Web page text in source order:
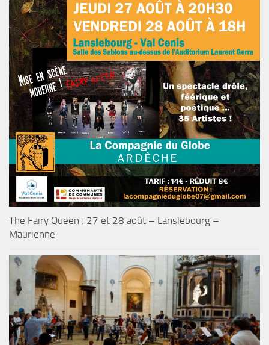
The Fairy Queen : 27 et 28 août – Lanslebourg –
Maurienne